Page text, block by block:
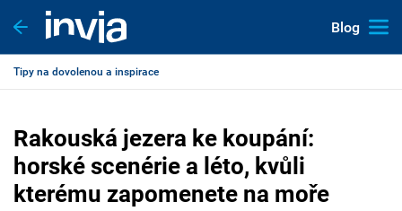
Blog
Tipy na dovolenou a inspirace
Rakouská jezera ke koupání:
horské scenérie a léto, kvůli
kterému zapomenete na moře